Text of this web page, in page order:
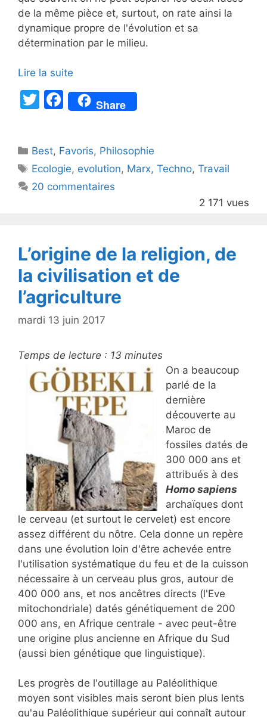
de la même pièce et, surtout, on rate ainsi la
dynamique propre de l'évolution et sa
détermination par le milieu.
Lire la suite
T
er
F
a
e
b
o
Share
Catégories
Best, Favoris, Philosophie
Étiquettes
Ecologie, evolution, Marx,Techno,Travail
20 commentaires
2 171 vues
L’origine de la religion, de
la civilisation et de
l’agriculture
mardi 13 juin 2017
Temps de lecture : 13 minutes
On a beaucoup
parlé de la
dernière
découverte au
Maroc de
fossiles datés de
300 000 ans et
attribués à des
Homo sapiens
archaïques dont
le cerveau (et surtout le cervelet) est encore
assez différent du nôtre. Cela donne un repère
dans une évolution loin d'être achevée entre
l'utilisation systématique du feu et de la cuisson
nécessaire à un cerveau plus gros, autour de
400 000 ans, et nos ancêtres directs (l'Eve
mitochondriale) datés génétiquement de 200
000 ans, en Afrique centrale - avec peut-être
une origine plus ancienne en Afrique du Sud
(aussi bien génétique que linguistique).
Les progrès de l'outillage au Paléolithique
moyen sont visibles mais seront bien plus lents
qu'au Paléolithique supérieur qui connaît autour